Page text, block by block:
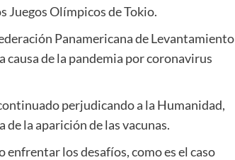
Juegos Olímpicos de Tokio.
Panamericana de Levantamiento
causa de la pandemia por coronavirus
perjudicando a la Humanidad,
la aparición de las vacunas.
los desafíos, como es el caso